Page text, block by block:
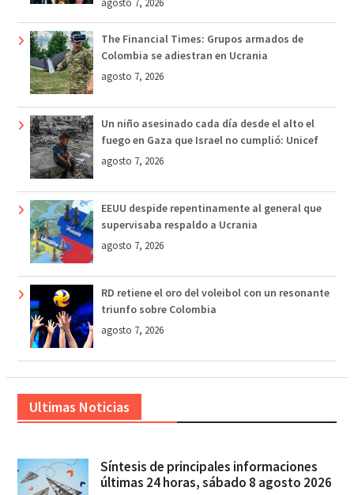
agosto 7, 2026
The Financial Times: Grupos armados de
Colombia se adiestran en Ucrania
agosto 7, 2026
Un niño asesinado cada día desde el alto el
fuego en Gaza que Israel no cumplió: Unicef
agosto 7, 2026
EEUU despide repentinamente al general que
supervisaba respaldo a Ucrania
agosto 7, 2026
RD retiene el oro del voleibol con un resonante
triunfo sobre Colombia
agosto 7, 2026
Ultimas Noticias
Síntesis de principales informaciones
últimas 24 horas, sábado 8 agosto 2026